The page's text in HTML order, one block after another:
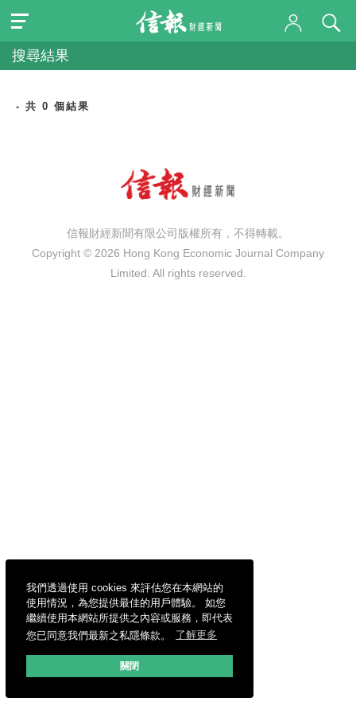
我們透過使用 cookies 來評估您在本網站的
使用情況，為您提供最佳的用戶體驗。 如您
繼續使用本網站所提供之內容或服務，即代表
您已同意我們最新之私隱條款。
了解更多
關閉
搜尋結果
- 共 0 個結果
信報財經新聞有限公司版權所有，不得轉載。
Copyright © 2026 Hong Kong Economic Journal Company
Limited. All rights reserved.